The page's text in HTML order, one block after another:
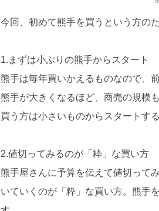
今回、初めて熊手を買うという方の
1.まずは小ぶりの熊手からスタート
熊手は毎年買いかえるものなので、
熊手が大きくなるほど、商売の規
買う方は小さいものからスタートす
2.値切ってみるのが「粋」な買い方
熊手屋さんに予算を伝えて値切って
いていくのが「粋」な買い方。熊手